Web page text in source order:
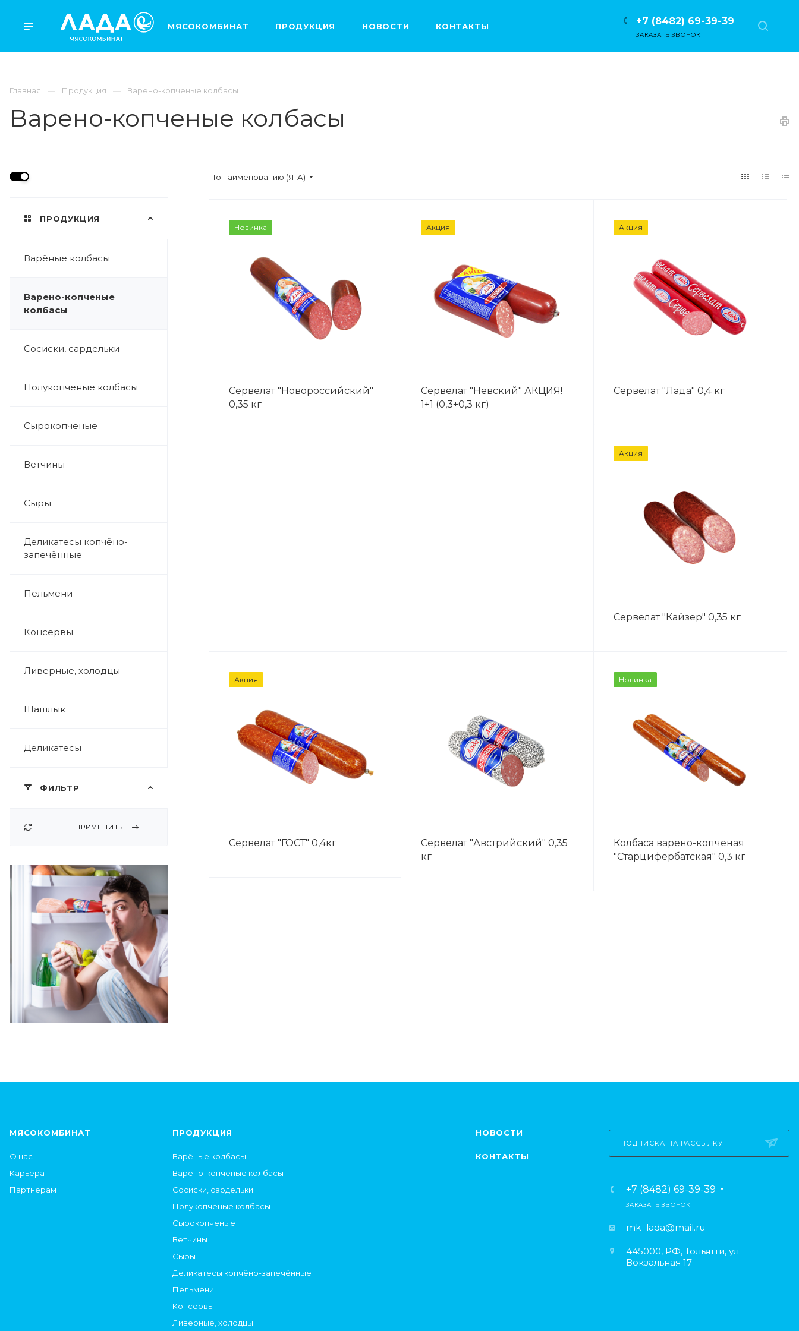
+7 (8482) 69-39-39
ЗАКАЗАТЬ ЗВОНОК
МЯСОКОМБИНАТ ПРОДУКЦИЯ НОВОСТИ КОНТАКТЫ
Главная Продукция Варено-копченые колбасы
Варено-копченые колбасы
ПРОДУКЦИЯ
Варёные колбасы
Варено-копченые
колбасы
Сосиски, сардельки
Полукопченые колбасы
Сырокопченые
Ветчины
Сыры
Деликатесы копчёно-
запечённые
Пельмени
Консервы
Ливерные, холодцы
Шашлык
Деликатесы
ФИЛЬТР
ПРИМЕНИТЬ
По наименованию (Я-А)
ВЕС
Новинка
Сервелат "Новороссийский"
0,35 кг
ВЕС
0,6кг Акция
Сервелат "Невский" АКЦИЯ!
1+1 (0,3+0,3 кг)
Акция
Сервелат "Лада" 0,4 кг
Акция
Сервелат "Кайзер" 0,35 кг
ВЕС
Акция
Сервелат "ГОСТ" 0,4кг
Сервелат "Австрийский" 0,35
кг
Новинка
Колбаса варено-копченая
"Старцифербатская" 0,3 кг
МЯСОКОМБИНАТ
О нас
Карьера
Партнерам
ПРОДУКЦИЯ
Варёные колбасы
Варено-копченые колбасы
Сосиски, сардельки
Полукопченые колбасы
Сырокопченые
Ветчины
Сыры
Деликатесы копчёно-запечённые
Пельмени
Консервы
Ливерные, холодцы
НОВОСТИ
КОНТАКТЫ
ПОДПИСКА НА РАССЫЛКУ
+7 (8482) 69-39-39
ЗАКАЗАТЬ ЗВОНОК
mk_lada@mail.ru
445000, РФ, Тольятти, ул.
Вокзальная 17